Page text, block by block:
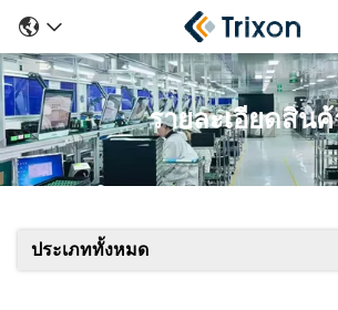
รายละเอียดสินค้
ประเภททั้งหมด